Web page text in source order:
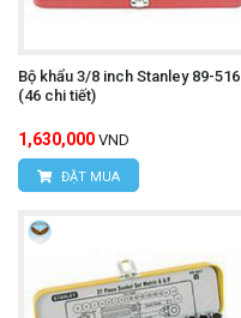
Bộ khẩu 3/8 inch Stanley 89-516
(46 chi tiết)
1,630,000 VND
ĐẶT MUA